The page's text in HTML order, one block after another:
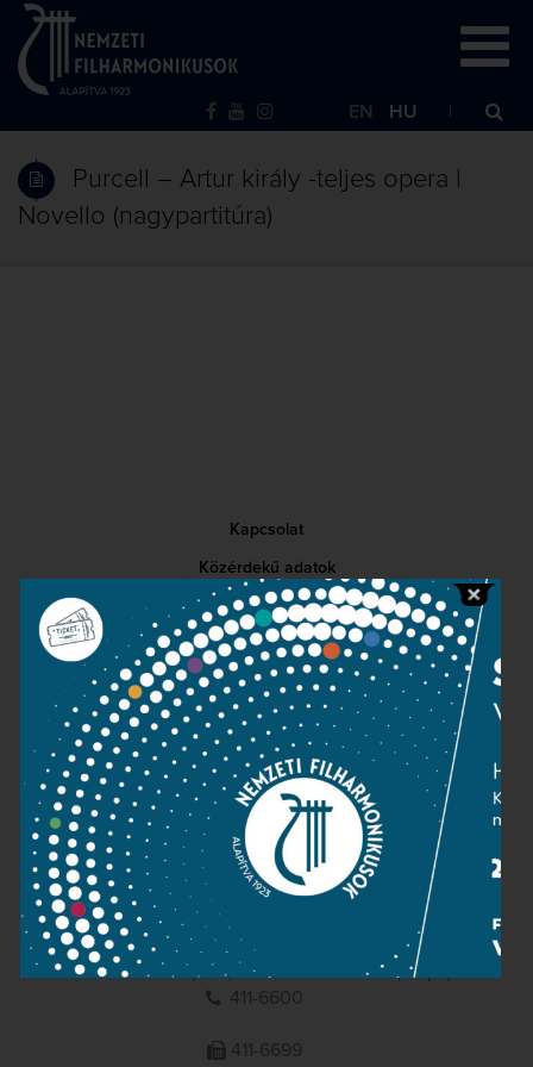
EN HU
Purcell – Artur király -teljes opera |
Novello (nagypartitúra)
Kapcsolat
Közérdekű adatok
Sajtószoba
Adatvédelem
Impresszum
NEMZETI
FILHARMONIKUSOK
1095 Budapest, Komor Marcell u. 1. (Müpa)
411-6600
411-6699